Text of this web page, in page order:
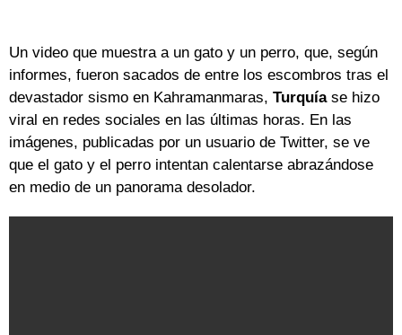
Un video que muestra a un gato y un perro, que, según
informes, fueron sacados de entre los escombros tras el
devastador sismo en Kahramanmaras, Turquíase hizo
viral en redes sociales en las últimas horas. En las
imágenes, publicadas por un usuario de Twitter, se ve
que el gato y el perro intentan calentarse abrazándose
en medio de un panorama desolador.